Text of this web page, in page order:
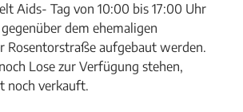
Aids- Tag von 10:00 bis 17:00 Uhr
dem ehemaligen
Rosentorstraße aufgebaut werden.
Lose zur Verfügung stehen,
noch verkauft.